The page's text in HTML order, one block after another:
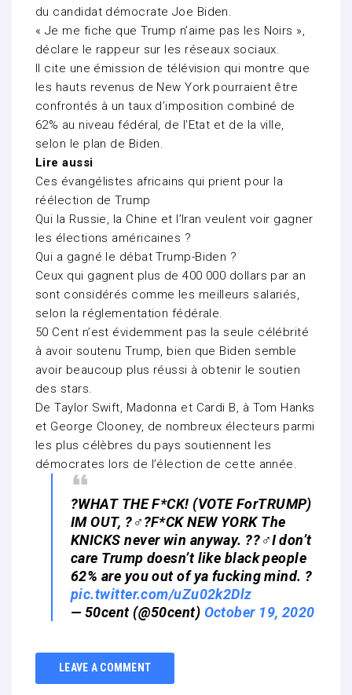
du candidat démocrate Joe Biden.
« Je me fiche que Trump n’aime pas les Noirs »,
déclare le rappeur sur les réseaux sociaux.
Il cite une émission de télévision qui montre que
les hauts revenus de New York pourraient être
confrontés à un taux d’imposition combiné de
62% au niveau fédéral, de l’Etat et de la ville,
selon le plan de Biden.
Lire aussi
Ces évangélistes africains qui prient pour la
réélection de Trump
Qui la Russie, la Chine et l’Iran veulent voir gagner
les élections américaines ?
Qui a gagné le débat Trump-Biden ?
Ceux qui gagnent plus de 400 000 dollars par an
sont considérés comme les meilleurs salariés,
selon la réglementation fédérale.
50 Cent n’est évidemment pas la seule célébrité
à avoir soutenu Trump, bien que Biden semble
avoir beaucoup plus réussi à obtenir le soutien
des stars.
De Taylor Swift, Madonna et Cardi B, à Tom Hanks
et George Clooney, de nombreux électeurs parmi
les plus célèbres du pays soutiennent les
démocrates lors de l’élection de cette année.
?WHAT THE F*CK! (VOTE ForTRUMP)
IM OUT, ?‍♂️?F*CK NEW YORK The
KNICKS never win anyway. ??‍♂️I don’t
care Trump doesn’t like black people
62% are you out of ya fucking mind. ?
pic.twitter.com/uZu02k2Dlz
— 50cent (@50cent) October 19, 2020
LEAVE A COMMENT